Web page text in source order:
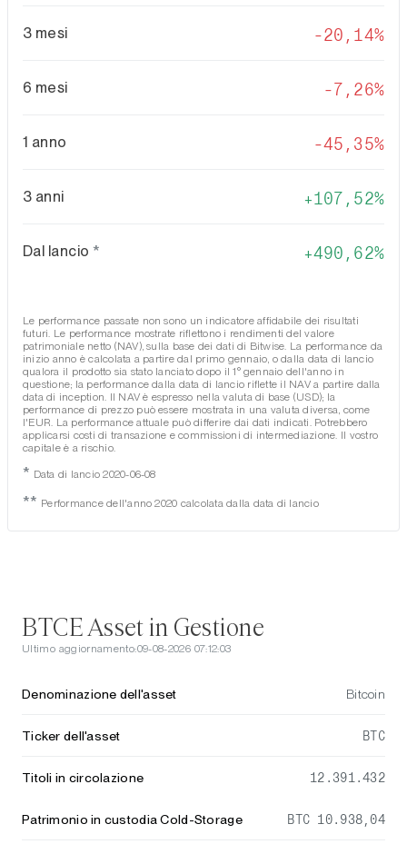
3 mesi -20,14%
6 mesi -7,26%
1 anno -45,35%
3 anni 107,52%
Dal lancio * 490,62%
Le performance passate non sono un indicatore affidabile dei risultati
futuri. Le performance mostrate riflettono i rendimenti del valore
patrimoniale netto (NAV), sulla base dei dati di Bitwise. La performance da
inizio anno è calcolata a partire dal primo gennaio, o dalla data di lancio
qualora il prodotto sia stato lanciato dopo il 1° gennaio dell'anno in
questione; la performance dalla data di lancio riflette il NAV a partire dalla
data di inception. Il NAV è espresso nella valuta di base (USD); la
performance di prezzo può essere mostrata in una valuta diversa, come
l'EUR. La performance attuale può differire dai dati indicati. Potrebbero
applicarsi costi di transazione e commissioni di intermediazione. Il vostro
capitale è a rischio.
* Data di lancio 2020-06-08
** Performance dell'anno 2020 calcolata dalla data di lancio
BTCE Asset in Gestione
Ultimo aggiornamento:09-08-2026 07:12:03
Denominazione dell'asset Bitcoin
Ticker dell'asset BTC
Titoli in circolazione 12.391.432
Patrimonio in custodia Cold-Storage BTC 10.938,04